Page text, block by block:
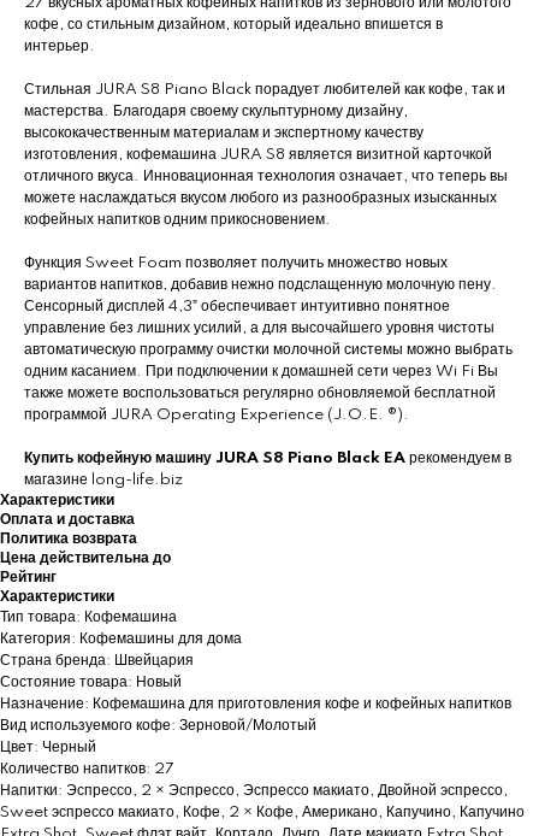
кофе, со стильным дизайном, который идеально впишется в
интерьер.
Стильная JURA S8 Piano Black порадует любителей как кофе, так и
мастерства. Благодаря своему скульптурному дизайну,
высококачественным материалам и экспертному качеству
изготовления, кофемашина JURA S8 является визитной карточкой
отличного вкуса. Инновационная технология означает, что теперь вы
можете наслаждаться вкусом любого из разнообразных изысканных
кофейных напитков одним прикосновением.
Функция Sweet Foam позволяет получить множество новых
вариантов напитков, добавив нежно подслащенную молочную пену.
Сенсорный дисплей 4,3ˮ обеспечивает интуитивно понятное
управление без лишних усилий, а для высочайшего уровня чистоты
автоматическую программу очистки молочной системы можно выбрать
одним касанием. При подключении к домашней сети через Wi Fi Вы
также можете воспользоваться регулярно обновляемой бесплатной
программой JURA Operating Experience (J.O.E. ®).
Купить кофейную машину JURA S8 Piano Black EA рекомендуем в
магазине long-life.biz
Характеристики
Оплата и доставка
Политика возврата
Цена действительна до
Рейтинг
Характеристики
Тип товара: Кофемашина
Категория: Кофемашины для дома
Страна бренда: Швейцария
Состояние товара: Новый
Назначение: Кофемашина для приготовления кофе и кофейных напитков
Вид используемого кофе: Зерновой/Молотый
Цвет: Черный
Количество напитков: 27
Напитки: Эспрессо, 2 × Эспрессо, Эспрессо макиато, Двойной эспрессо,
Sweet эспрессо макиато, Кофе, 2 × Кофе, Американо, Капучино, Капучино